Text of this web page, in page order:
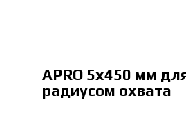
APRO 5x450 мм
радиусом охвата